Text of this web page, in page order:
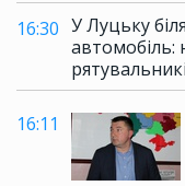
16:30 У Луцьку
автомобіль:
16:11